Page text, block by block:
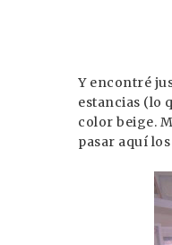
Y encontré
estancias (lo
color beige.
pasar aquí